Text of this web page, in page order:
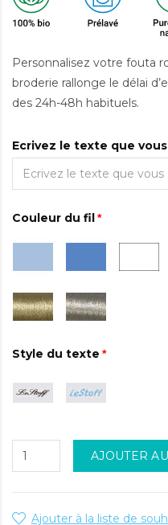
Personnalisez votre fouta
broderie rallonge le délai
des 24h-48h habituels.
Ecrivez le texte que
Couleur du fil
Style du texte
AJOUTER
Ajouter à la liste de